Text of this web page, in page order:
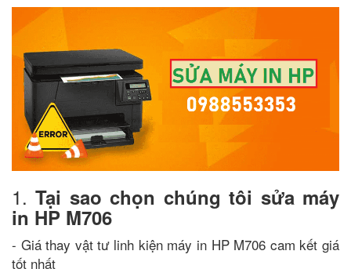
1.Tại sao chọn chúng tôi sửa máy
in HP M706
- Giá thay vật tư linh kiện máy in HP M706 cam kết giá
tốt nhất